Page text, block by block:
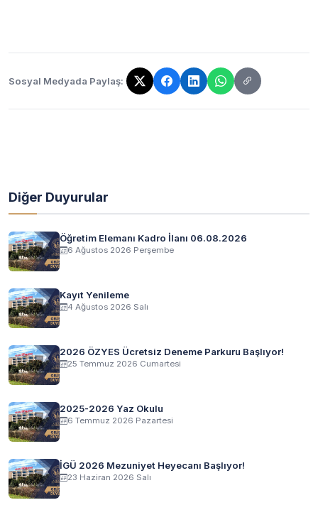
Sosyal Medyada Paylaş:
Bağlantı kopyalandı!
Diğer Duyurular
Öğretim Elemanı Kadro İlanı 06.08.2026
6 Ağustos 2026 Perşembe
Kayıt Yenileme
4 Ağustos 2026 Salı
2026 ÖZYES Ücretsiz Deneme Parkuru Başlıyor!
25 Temmuz 2026 Cumartesi
2025-2026 Yaz Okulu
6 Temmuz 2026 Pazartesi
İGÜ 2026 Mezuniyet Heyecanı Başlıyor!
23 Haziran 2026 Salı